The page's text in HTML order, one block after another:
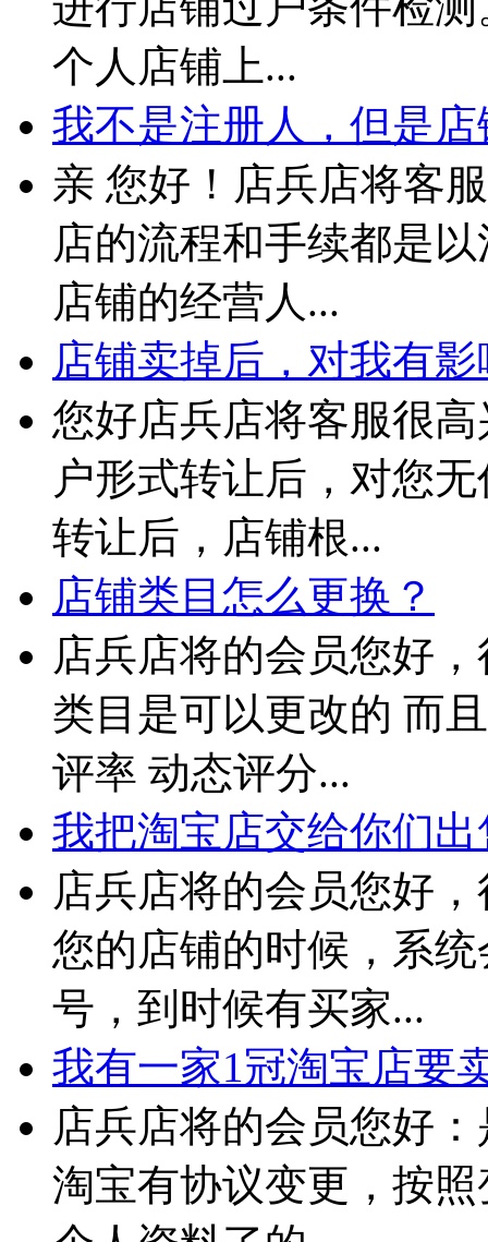
个人店铺上...
我不是注册人，但是
亲 您好！店兵店将客
店的流程和手续都是
店铺的经营人...
店铺卖掉后，对我有
您好店兵店将客服很
户形式转让后，对您
转让后，店铺根...
店铺类目怎么更换？
店兵店将的会员您好
类目是可以更改的 而
评率 动态评分...
我把淘宝店交给你们
店兵店将的会员您好
您的店铺的时候，系
号，到时候有买家...
我有一家1冠淘宝店要
店兵店将的会员您好
淘宝有协议变更，按